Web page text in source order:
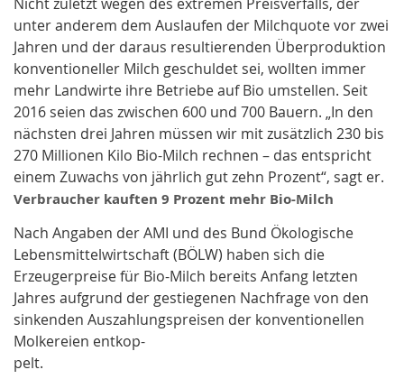
unter anderem dem Auslaufen der Milchquote vor zwei
Jahren und der daraus resultierenden Überproduktion
konventioneller Milch geschuldet sei, wollten immer
mehr Landwirte ihre Betriebe auf Bio umstellen. Seit
2016 seien das zwischen 600 und 700 Bauern. „In den
nächsten drei Jahren müssen wir mit zusätzlich 230 bis
270 Millionen Kilo Bio-Milch rechnen – das entspricht
einem Zuwachs von jährlich gut zehn Prozent“, sagt er.
Verbraucher kauften 9 Prozent mehr Bio-Milch
Nach Angaben der AMI und des Bund Ökologische
Lebensmittelwirtschaft (BÖLW) haben sich die
Erzeugerpreise für Bio-Milch bereits Anfang letzten
Jahres aufgrund der gestiegenen Nachfrage von den
sinkenden Auszahlungspreisen der konventionellen
Molkereien entkop-
pelt.